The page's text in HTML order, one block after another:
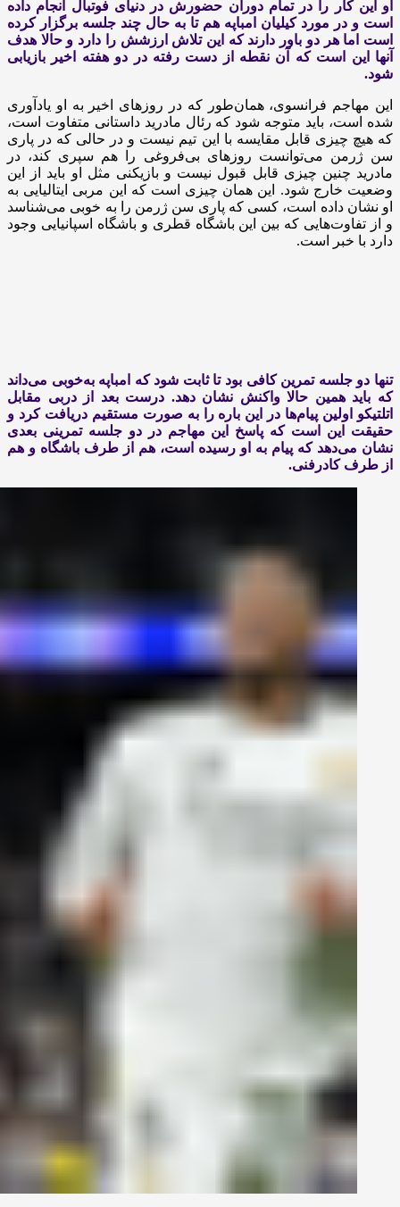
او این کار را در تمام دوران حضورش در دنیای فوتبال انجام داده
است و در مورد کیلیان امباپه هم تا به حال چند جلسه برگزار کرده
است اما هر دو باور دارند که این تلاش ارزشش را دارد و حالا هدف
آنها این است که آن نقطه از دست رفته در دو هفته اخیر بازیابی
شود.
این مهاجم فرانسوی، همان‌طور که در روزهای اخیر به او یادآوری
شده است، باید متوجه شود که رئال مادرید داستانی متفاوت است،
که هیچ چیزی قابل مقایسه با این تیم نیست و در حالی که در پاری‌
سن‌ ژرمن می‌توانست روزهای بی‌فروغی را هم سپری کند، در
مادرید چنین چیزی قابل قبول نیست و بازیکنی مثل او باید از این
وضعیت خارج شود. این همان چیزی است که این مربی ایتالیایی به
او نشان داده است، کسی که پاری سن ژرمن را به‌ خوبی می‌شناسد
و از تفاوت‌هایی که بین این باشگاه قطری و باشگاه اسپانیایی وجود
دارد با خبر است.
تنها دو جلسه تمرین کافی بود تا ثابت شود که امباپه به‌‌خوبی می‌داند
که باید همین حالا واکنش نشان دهد. درست بعد از دربی مقابل
اتلتیکو اولین پیام‌ها در این باره را به صورت مستقیم دریافت کرد و
حقیقت این است که پاسخ این مهاجم در دو جلسه تمرینی بعدی
نشان می‌دهد که پیام به او رسیده است، هم از طرف باشگاه و هم
از طرف کادرفنی.